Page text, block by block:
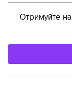
Отримуйте